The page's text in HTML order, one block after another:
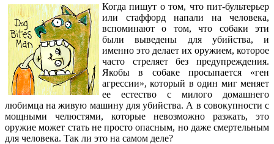
Когда пишут о том, что пит-бультерьер
или стаффорд напали на человека,
вспоминают о том, что собаки эти
были выведены для убийства, и
именно это делает их оружием, которое
часто стреляет без предупреждения.
Якобы в собаке просыпается «ген
агрессии», который в один миг меняет
ее естество с милого домашнего
любимца на живую машину для убийства. А в совокупности с
мощными челюстями, которые невозможно разжать, это
оружие может стать не просто опасным, но даже смертельным
для человека. Так ли это на самом деле?